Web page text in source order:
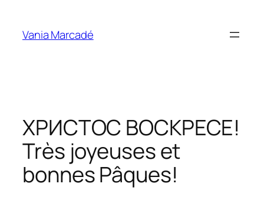
contenu
Vania Marcadé
ХРИСТОС ВОСКРЕСЕ!
Très joyeuses et
bonnes Pâques!